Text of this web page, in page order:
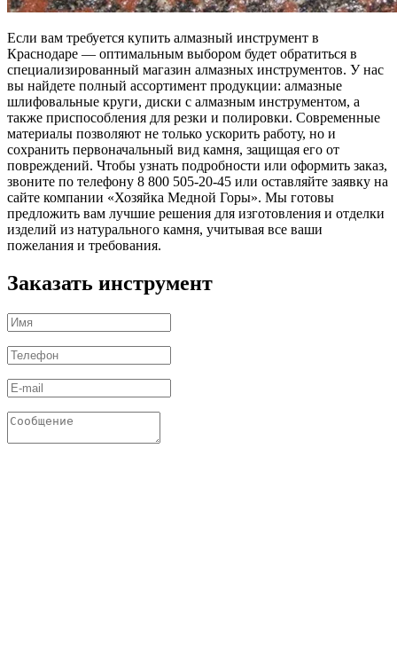
Если вам требуется купить алмазный инструмент в
Краснодаре — оптимальным выбором будет обратиться в
специализированный магазин алмазных инструментов. У нас
вы найдете полный ассортимент продукции: алмазные
шлифовальные круги, диски с алмазным инструментом, а
также приспособления для резки и полировки. Современные
материалы позволяют не только ускорить работу, но и
сохранить первоначальный вид камня, защищая его от
повреждений. Чтобы узнать подробности или оформить заказ,
звоните по телефону 8 800 505-20-45 или оставляйте заявку на
сайте компании «Хозяйка Медной Горы». Мы готовы
предложить вам лучшие решения для изготовления и отделки
изделий из натурального камня, учитывая все ваши
пожелания и требования.
Заказать инструмент